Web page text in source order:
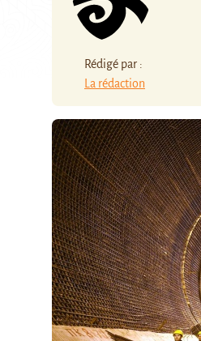
Rédigé par :
La rédaction